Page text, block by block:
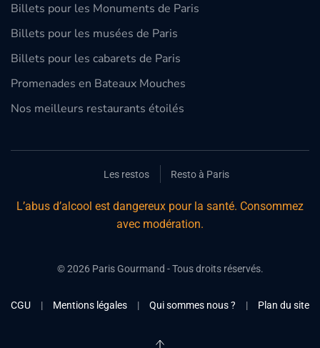
Billets pour les Monuments de Paris
Billets pour les musées de Paris
Billets pour les cabarets de Paris
Promenades en Bateaux Mouches
Nos meilleurs restaurants étoilés
Les restos Resto à Paris
L’abus d’alcool est dangereux pour la santé. Consommez
avec modération.
©2026Paris Gourmand - Tous droits réservés.
CGU | Mentions légales | Qui sommes nous ? | Plan du site